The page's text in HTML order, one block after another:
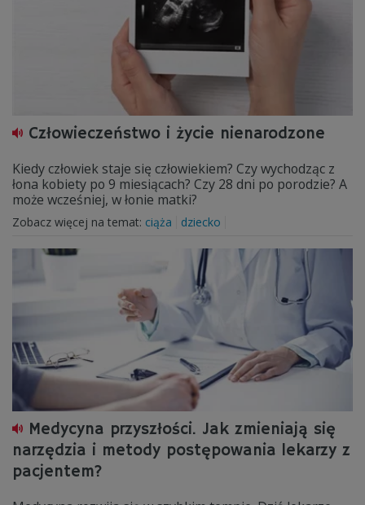
Człowieczeństwo i życie nienarodzone
Kiedy człowiek staje się człowiekiem? Czy wychodząc z
łona kobiety po 9 miesiącach? Czy 28 dni po porodzie? A
może wcześniej, w łonie matki?
Zobacz więcej na temat: ciąża dziecko
Medycyna przyszłości. Jak zmieniają się
narzędzia i metody postępowania lekarzy z
pacjentem?